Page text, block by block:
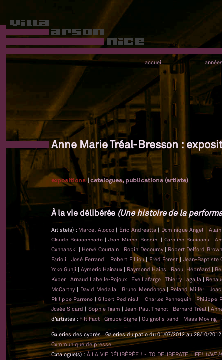
accueil années
Anne Marie Tréal-Bresson :
expositions|catalogues, publications (artiste)
À la vie délibérée (Une histoire de la
Artiste(s) : Marcel Alocco | Éric Andreatta | Dominique Angel |
Claude Boissonnade | Jean-Michel Bossini |Caroline Bouissou |
Connanski | Hervé Courtain | Robin Decourcy |Robert Delford
Farioli |José Ferrandi | Robert Filliou| Fred Forest | Jean-Baptiste
Yoko Gunji |Aymeric Hainaux | Raymond Hains | Raoul Hébréard |
Kober |Arnaud Labelle-Rojoux | Eve Lafarge |Thierry Lagalla|
McCarthy | David Medalla | Bruno Mendonça |Roland Miller |
Philippe Parreno |Gilbert Pedinielli | Charles Pennequin | Philippe
Josée Sicard | Sophie Taam | Jean-Paul Thenot | Bernard Tréal|
d'artistes : Filt Fact | Groupe Signe | Guignol's band | Mass Moving|
Galeries des cyprès | Galeries du patio du 01/07/2012 au 28/10/
Communiqué de presse
Catalogue(s) : À LA VIE DÉLIBÉRÉE ! - TO DELIBERATE LIFE!UNE